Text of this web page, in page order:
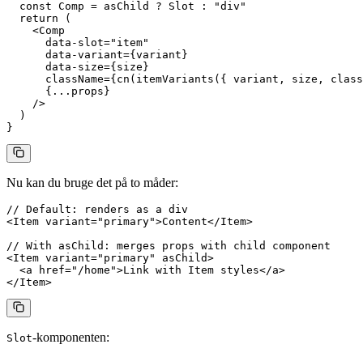
  const
Comp = asChild ? Slot :
"div"
  return
(
    <
Comp
      data-slot
="item"
      data-variant
={variant}
      data-size
={size}
      className
={ cn ( itemVariants ({ variant, size,
      {
... props}
    />
  )
}
Nu kan du bruge det på to måder:
// Default: renders as a div
<Item variant="primary">Content</Item>
// With asChild: merges props with child component
<Item variant="primary" asChild>
  <
a href="/home">Link with Item styles</a>
</Item>
Slot-komponenten: